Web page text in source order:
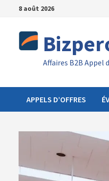
Passer
contenu
8 août 2026
Affaires B2B Appel
APPELS D’OFFRES